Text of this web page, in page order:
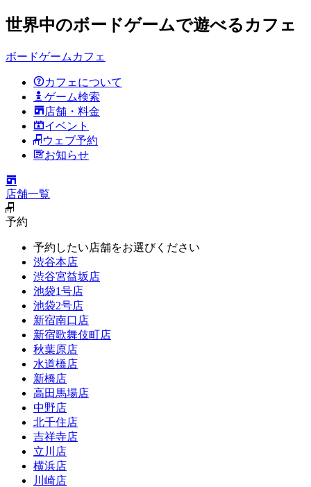
世界中のボードゲームで遊べるカフェ
ボードゲームカフェ
カフェについて
ゲーム検索
店舗・料金
イベント
ウェブ予約
お知らせ
店舗一覧
予約
予約したい店舗をお選びください
渋谷本店
渋谷宮益坂店
池袋1号店
池袋2号店
新宿南口店
新宿歌舞伎町店
秋葉原店
水道橋店
新橋店
高田馬場店
中野店
北千住店
吉祥寺店
立川店
横浜店
川崎店